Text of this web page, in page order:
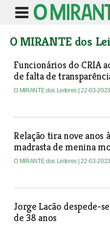
O MIRANTE dos
Funcionários do CRIA
de falta de
O MIRANTE dos Leitores | 22-03-2023
Relação tira nove anos
madrasta de menina
O MIRANTE dos Leitores | 22-03-2023
Jorge Lacão despede-
de 38 anos